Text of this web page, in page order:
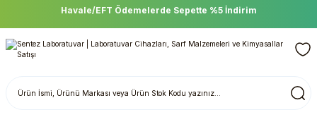
Havale/EFT Ödemelerde Sepette %5 İndirim